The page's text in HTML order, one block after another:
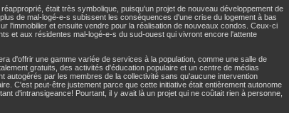
était très symbolique, puisqu'un projet de nouveau développement de
de mal-logé-e-s subissent les conséquences d'une crise du logement à bas
l'immobilier et ensuite vendre pour la réalisation de nouveaux condos. Ceux-ci
et aux résidentes mal-logé-e-s du sud-ouest qui vivront encore l'attente
d'offrir une gamme variée de services à la population, comme une salle de
gratuits, des activités d'éducation populaire et un centre de médias
autogérés par les membres de la collectivité sans qu'aucune intervention
C'est peut-être justement parce que cette initiative était entièrement autonome
d'intransigeance! Pourtant, il y avait là un projet qui ne coûtait rien à personne,